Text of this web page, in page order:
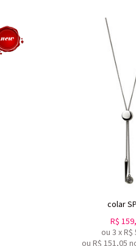
colar
R$
ou 3 xR$
ou R$ 151,05